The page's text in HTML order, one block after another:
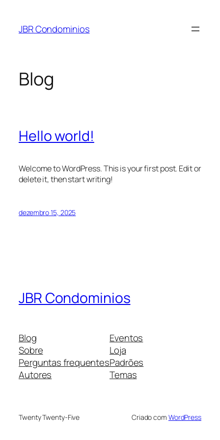
JBR Condominios
Blog
Hello world!
Welcome to WordPress. This is your first post. Edit or
delete it, then start writing!
dezembro 15, 2025
JBR Condominios
Blog
Sobre
Perguntas frequentes
Autores
Eventos
Loja
Padrões
Temas
Twenty Twenty-Five Criado com WordPress